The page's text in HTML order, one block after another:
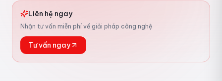
Liên hệ ngay
Nhận tư vấn miễn phí về giải pháp công nghệ
Tư vấn ngay